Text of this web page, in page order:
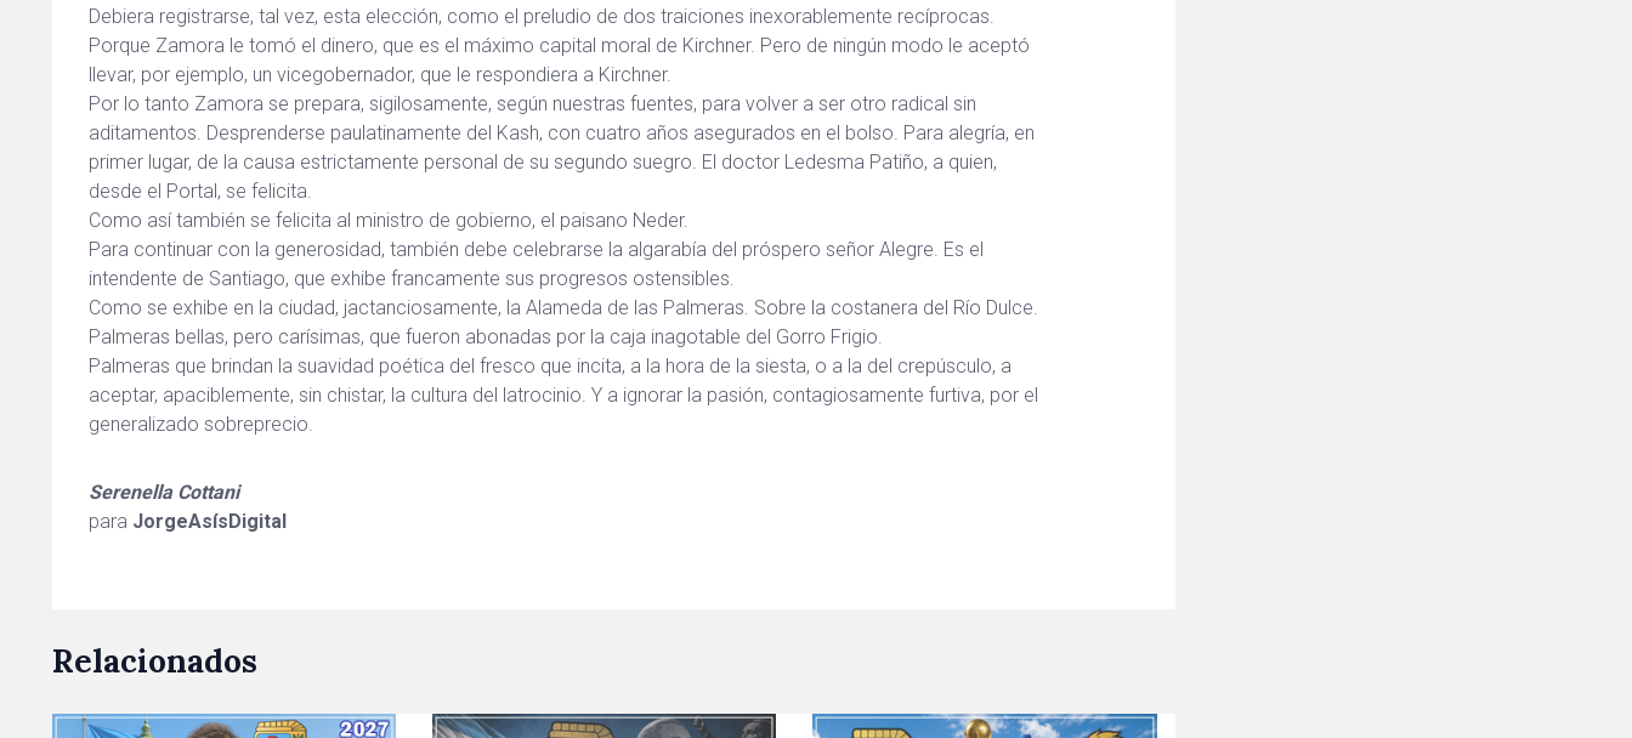
Debiera registrarse, tal vez, esta elección, como el preludio de dos traiciones inexorablemente recíprocas.
Porque Zamora le tomó el dinero, que es el máximo capital moral de Kirchner. Pero de ningún modo le aceptó
llevar, por ejemplo, un vicegobernador, que le respondiera a Kirchner.
Por lo tanto Zamora se prepara, sigilosamente, según nuestras fuentes, para volver a ser otro radical sin
aditamentos. Desprenderse paulatinamente del Kash, con cuatro años asegurados en el bolso. Para alegría, en
primer lugar, de la causa estrictamente personal de su segundo suegro. El doctor Ledesma Patiño, a quien,
desde el Portal, se felicita.
Como así también se felicita al ministro de gobierno, el paisano Neder.
Para continuar con la generosidad, también debe celebrarse la algarabía del próspero señor Alegre. Es el
intendente de Santiago, que exhibe francamente sus progresos ostensibles.
Como se exhibe en la ciudad, jactanciosamente, la Alameda de las Palmeras. Sobre la costanera del Río Dulce.
Palmeras bellas, pero carísimas, que fueron abonadas por la caja inagotable del Gorro Frigio.
Palmeras que brindan la suavidad poética del fresco que incita, a la hora de la siesta, o a la del crepúsculo, a
aceptar, apaciblemente, sin chistar, la cultura del latrocinio. Y a ignorar la pasión, contagiosamente furtiva, por el
generalizado sobreprecio.
Serenella Cottani
para JorgeAsísDigital
Relacionados